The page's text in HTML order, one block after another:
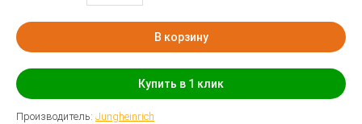
В корзину
Купить в 1 клик
Производитель: Jungheinrich